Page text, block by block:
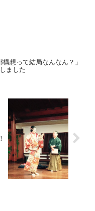
想って結局なんなん？」
ました